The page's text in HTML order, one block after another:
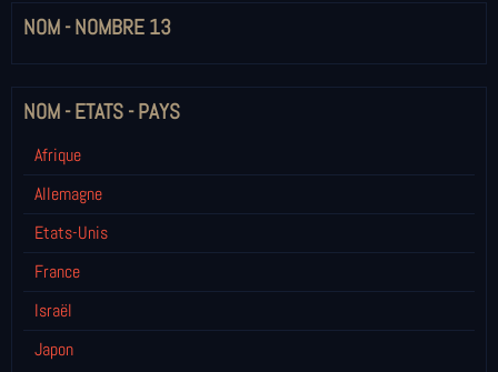
NOM - NOMBRE 13
NOM - ETATS - PAYS
Afrique
Allemagne
Etats-Unis
France
Israël
Japon